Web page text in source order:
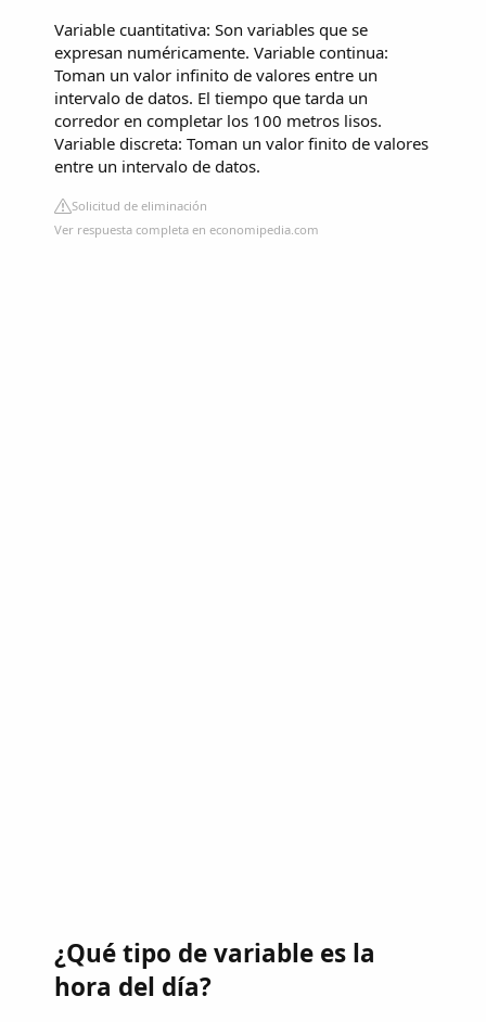
Variable cuantitativa: Son variables que se
expresan numéricamente. Variable continua:
Toman un valor infinito de valores entre un
intervalo de datos. El tiempo que tarda un
corredor en completar los 100 metros lisos.
Variable discreta: Toman un valor finito de valores
entre un intervalo de datos.
Solicitud de eliminación
Ver respuesta completa en economipedia.com
¿Qué tipo de variable es la
hora del día?